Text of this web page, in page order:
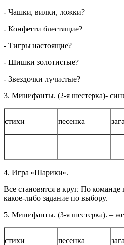
- Чашки, вилки, ложки?
- Конфетти блестящие?
- Тигры настоящие?
- Шишки золотистые?
- Звездочки лучистые?
3. Минифанты. (2-я шестерка)-
стихи песенка
4. Игра «Шарики».
Все становятся в круг. По
какое-либо задание по выбору.
5. Минифанты. (3-я шестерка). –
стихи песенка